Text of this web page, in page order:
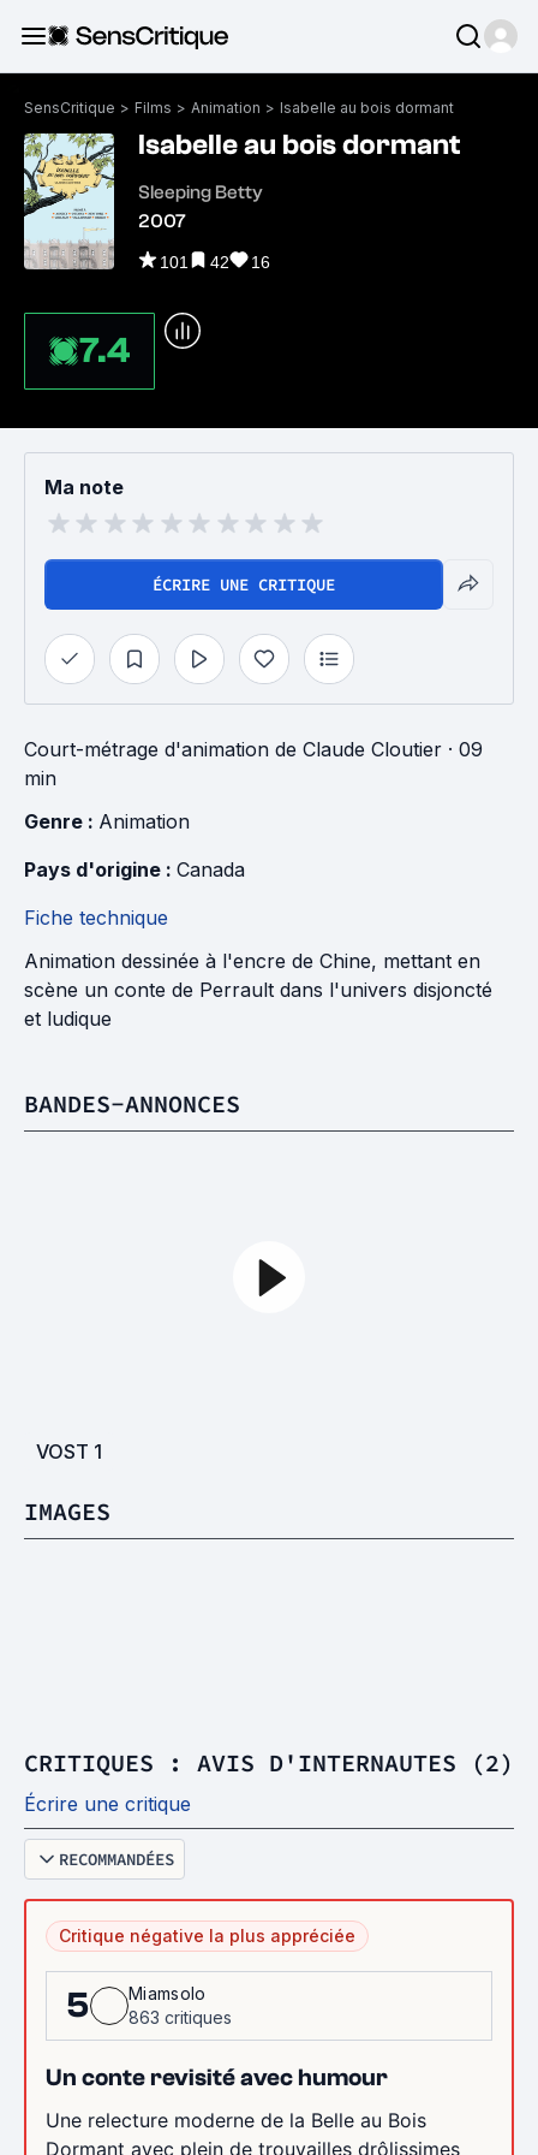
SensCritique > Films > Animation > Isabelle au bois dormant
Isabelle au bois dormant
Sleeping Betty
2007
101 42 16
7.4
Ma note
ÉCRIRE UNE CRITIQUE
Court-métrage d'animation de Claude Cloutier · 09
min
Genre : Animation
Pays d'origine : Canada
Fiche technique
Animation dessinée à l'encre de Chine, mettant en
scène un conte de Perrault dans l'univers disjoncté
et ludique
BANDES-ANNONCES
VOST 1
IMAGES
CRITIQUES : AVIS D'INTERNAUTES (2)
Écrire une critique
RECOMMANDÉES
Critique négative la plus appréciée
5
Miamsolo
863 critiques
Un conte revisité avec humour
Une relecture moderne de la Belle au Bois
Dormant avec plein de trouvailles drôlissimes